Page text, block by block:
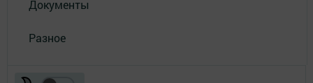
Документы
Разное